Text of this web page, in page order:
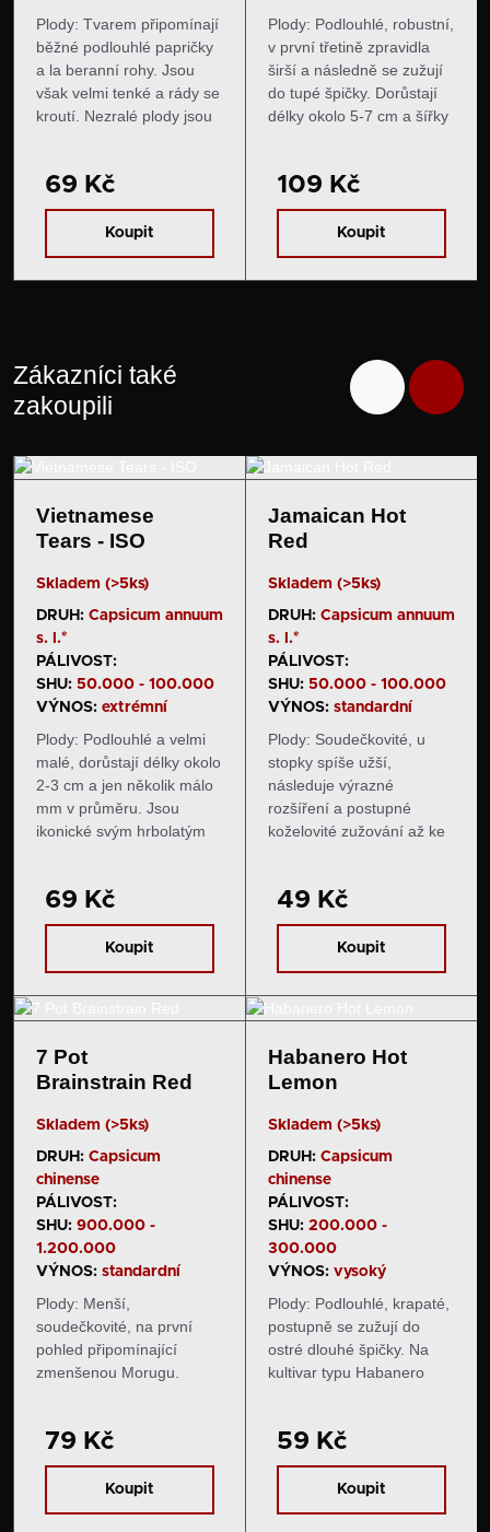
Plody: Tvarem připomínají
běžné podlouhlé papričky
a la beranní rohy. Jsou
však velmi tenké a rády se
kroutí. Nezralé plody jsou
tmavě oranžové až
červené. Chuť a pal: Chuť
je kořeněná,…
69 Kč
Koupit
Plody: Podlouhlé, robustní,
v první třetině zpravidla
širší a následně se zužují
do tupé špičky. Dorůstají
délky okolo 5-7 cm a šířky
zrají do několika různých
barevných odstínů
zároveň,…
109 Kč
Koupit
Zákazníci také
zakoupili
Vietnamese
Tears - ISO
Skladem (>5ks)
DRUH: Capsicum annuum
s. l.*
PÁLIVOST:
SHU: 50.000 - 100.000
VÝNOS: extrémní
Plody: Podlouhlé a velmi
malé, dorůstají délky okolo
2-3 cm a jen několik málo
mm v průměru. Jsou
ikonické svým hrbolatým
Chuť a pal: Plody mají
typickou zeleninovou chuť
a palčivé aroma.…
69 Kč
Koupit
Jamaican Hot
Red
Skladem (>5ks)
DRUH: Capsicum annuum
s. l.*
PÁLIVOST:
SHU: 50.000 - 100.000
VÝNOS: standardní
Plody: Soudečkovité, u
stopky spíše užší,
následuje výrazné
rozšíření a postupné
koželovité zužování až ke
průměru v nejčirším místě.
Zrají z tmavě zelené do
sytě červené barvy. Chuť
a pal…
49 Kč
Koupit
7 Pot
Brainstrain Red
Skladem (>5ks)
DRUH: Capsicum
chinense
PÁLIVOST:
SHU: 900.000 -
1.200.000
VÝNOS: standardní
Plody: Menší,
soudečkovité, na první
pohled připomínající
zmenšenou Morugu.
červené barvy. Chuť a pal:
Plody jsou ovocné a
nezvykle sladké,
doprovázené velmi
79 Kč
Koupit
Habanero Hot
Lemon
Skladem (>5ks)
DRUH: Capsicum
chinense
PÁLIVOST:
SHU: 200.000 -
300.000
VÝNOS: vysoký
Plody: Podlouhlé, krapaté,
postupně se zužují do
ostré dlouhé špičky. Na
kultivar typu Habanero
zachovávají si však
podélné žebrování. Měří
asi 5-7 cm na délku a
okolo 2-3 cm na šířku.
59 Kč
Koupit